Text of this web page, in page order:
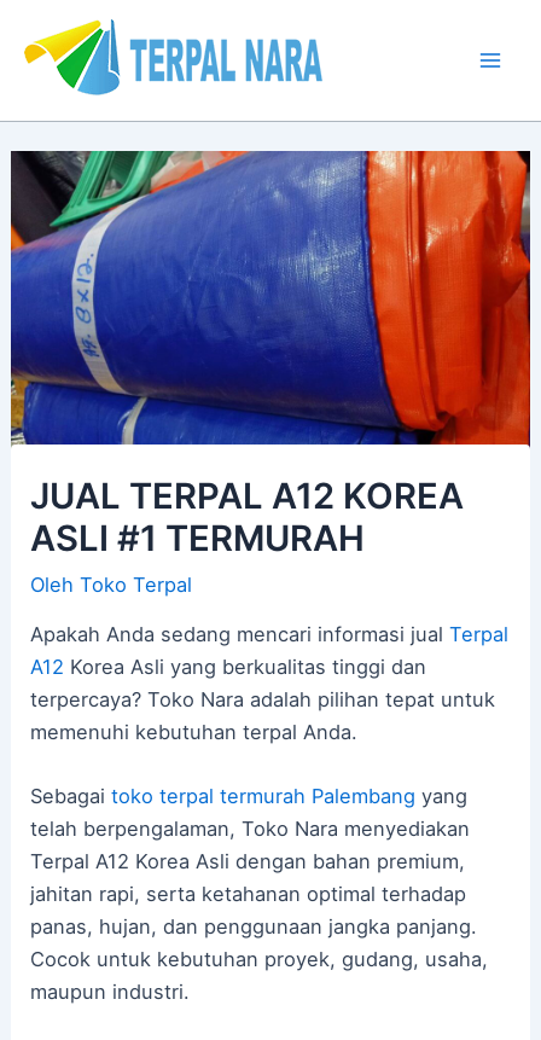
konten
JUAL TERPAL A12 KOREA
ASLI #1 TERMURAH
OlehToko Terpal
Apakah Anda sedang mencari informasi jualTerpal
A12 Korea Asli yang berkualitas tinggi dan
terpercaya? Toko Nara adalah pilihan tepat untuk
memenuhi kebutuhan terpal Anda.
Sebagaitoko terpal termurah Palembang yang
telah berpengalaman, Toko Nara menyediakan
Terpal A12 Korea Asli dengan bahan premium,
jahitan rapi, serta ketahanan optimal terhadap
panas, hujan, dan penggunaan jangka panjang.
Cocok untuk kebutuhan proyek, gudang, usaha,
maupun industri.
navigation